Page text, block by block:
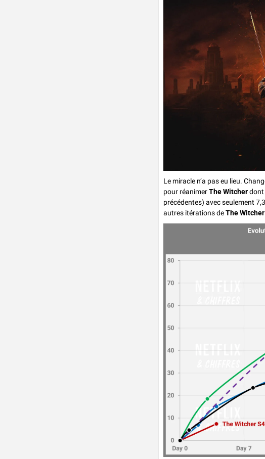
Le miracle n’a pas eu lieu.
pour réanimer The Witcher dont
précédentes) avec seulement
autres itérations de The Witcher